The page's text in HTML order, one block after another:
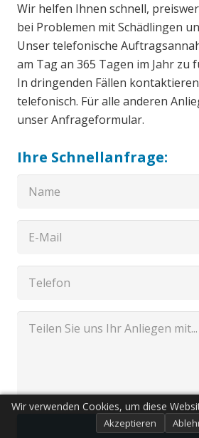
Wir helfen Ihnen schnell,
bei Problemen mit Schädlingen
Unser telefonische Auftragsannahme ist 24 Stunden
am Tag an 365 Tagen im Jahr zu für Sie zu
In dringenden Fällen kontaktieren Sie
telefonisch. Für alle anderen
unser Anfrageformular.
Ihre Schnellanfrage:
Senden
Wir verwenden Cookies, um diese
Akzeptieren